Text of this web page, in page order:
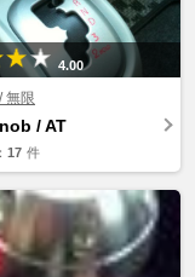
4.00
無限
/ AT
17 件